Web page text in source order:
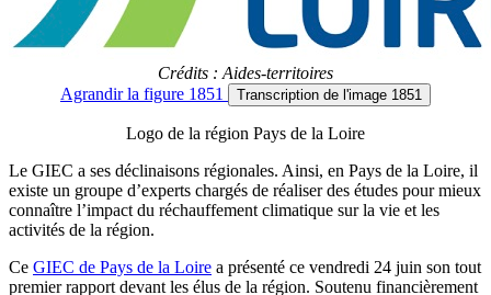
Crédits : Aides-territoires
Agrandirla figure 1851 Transcription de l'image 1851
Logo de la région Pays de la Loire
Le GIEC a ses déclinaisons régionales. Ainsi, en Pays de la Loire, il
existe un groupe d’experts chargés de réaliser des études pour mieux
connaître l’impact du réchauffement climatique sur la vie et les
activités de la région.
Ce GIEC de Pays de la Loire a présenté ce vendredi 24 juin son tout
premier rapport devant les élus de la région. Soutenu financièrement